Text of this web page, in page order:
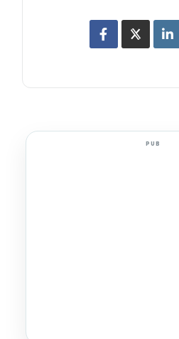
PUB